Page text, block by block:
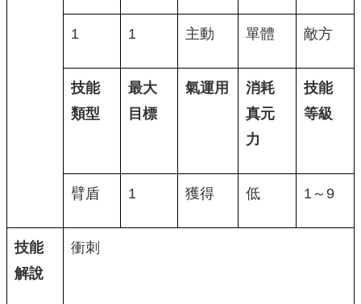
1 1 主動 單體 敵方
技能
類型
最大
目標
氣運用
消耗
真元
力
技能
等級
臂盾 1 獲得 低 1～9
技能
解說
衝刺